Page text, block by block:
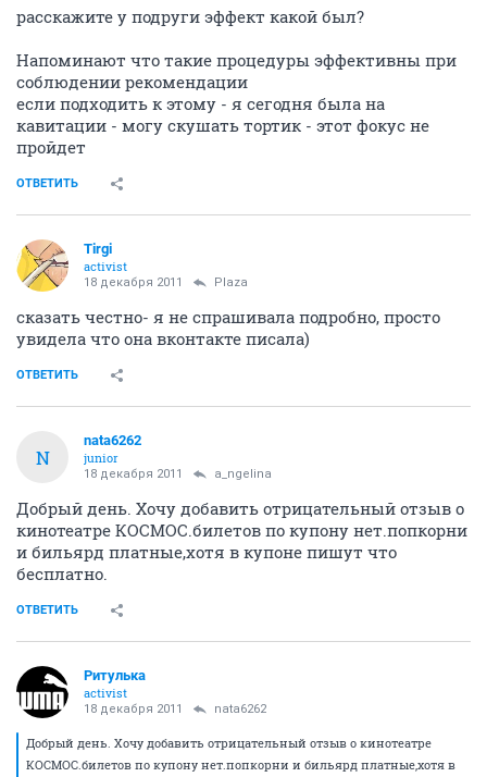
расскажите у подруги эффект какой был?
Напоминают что такие процедуры эффективны при
соблюдении рекомендации
если подходить к этому - я сегодня была на
кавитации - могу скушать тортик - этот фокус не
пройдет
ОТВЕТИТЬ
Tirgi
activist
18 декабря 2011 Plaza
сказать честно- я не спрашивала подробно, просто
увидела что она вконтакте писала)
ОТВЕТИТЬ
N
nata6262
junior
18 декабря 2011 a_ngelina
Добрый день. Хочу добавить отрицательный отзыв о
кинотеатре КОСМОС.билетов по купону нет.попкорни
и бильярд платные,хотя в купоне пишут что
бесплатно.
ОТВЕТИТЬ
Ритулька
activist
18 декабря 2011 nata6262
Добрый день. Хочу добавить отрицательный отзыв о кинотеатре
КОСМОС.билетов по купону нет.попкорни и бильярд платные,хотя в